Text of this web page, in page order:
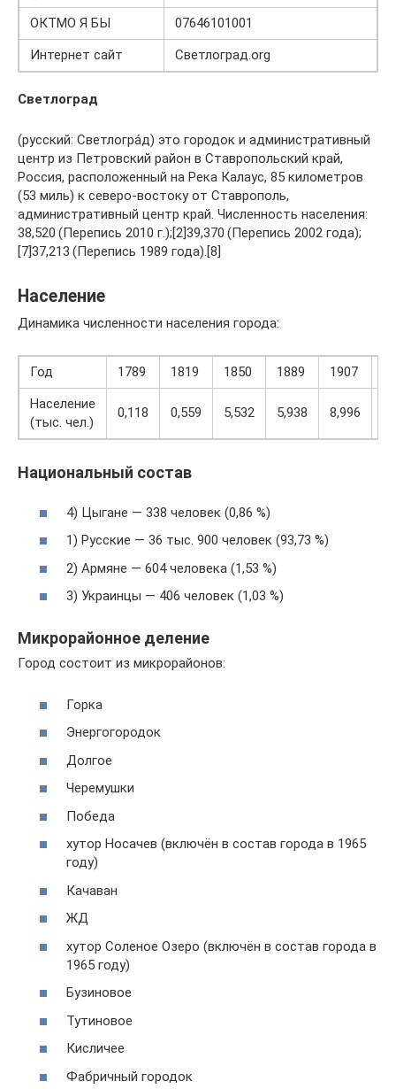
ОКТМО Я БЫ
07646101001
Интернет сайт
Светлоград.org
Светлоград
(русский: Светлогра́д) это городок и административный
центр из Петровский район в Ставропольский край,
Россия, расположенный на Река Калаус, 85 километров
(53 миль) к северо-востоку от Ставрополь,
административный центр край. Численность населения:
38,520 (Перепись 2010 г.);[2]39,370 (Перепись 2002 года);
[7]37,213 (Перепись 1989 года).[8]
Население
Динамика численности населения города:
Год 1789 1819 1850 1889 1907
Население
(тыс. чел.)
0,118 0,559 5,532 5,938 8,996
Национальный состав
4) Цыгане — 338 человек (0,86 %)
1) Русские — 36 тыс. 900 человек (93,73 %)
2) Армяне — 604 человека (1,53 %)
3) Украинцы — 406 человек (1,03 %)
Микрорайонное деление
Город состоит из микрорайонов:
Горка
Энергогородок
Долгое
Черемушки
Победа
хутор Носачев (включён в состав города в 1965
году)
Качаван
ЖД
хутор Соленое Озеро (включён в состав города в
1965 году)
Бузиновое
Тутиновое
Кисличее
Фабричный городок